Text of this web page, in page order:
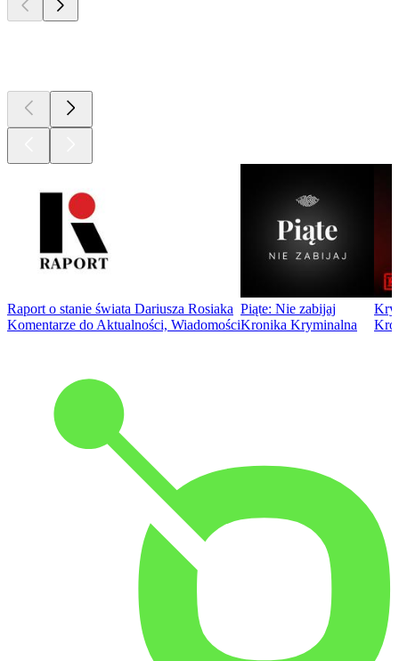
Raport o stanie świata Dariusza Rosiaka
Komentarze do Aktualności, Wiadomości
Piąte: Nie zabijaj
Kronika Kryminalna